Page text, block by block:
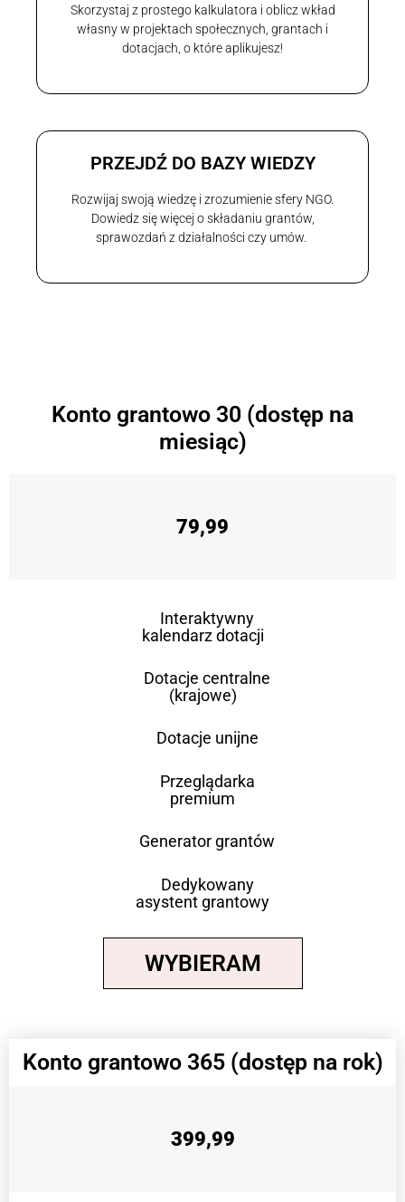
Skorzystaj z prostego kalkulatora i oblicz wkład
własny w projektach społecznych, grantach i
dotacjach, o które aplikujesz!
PRZEJDŹ DO BAZY WIEDZY
Rozwijaj swoją wiedzę i zrozumienie sfery NGO.
Dowiedz się więcej o składaniu grantów,
sprawozdań z działalności czy umów.
Konto grantowo 30 (dostęp na
miesiąc)
79,99
Interaktywny
kalendarz dotacji
Dotacje centralne
(krajowe)
Dotacje unijne
Przeglądarka
premium
Generator grantów
Dedykowany
asystent grantowy
WYBIERAM
Konto grantowo 365 (dostęp na rok)
399,99